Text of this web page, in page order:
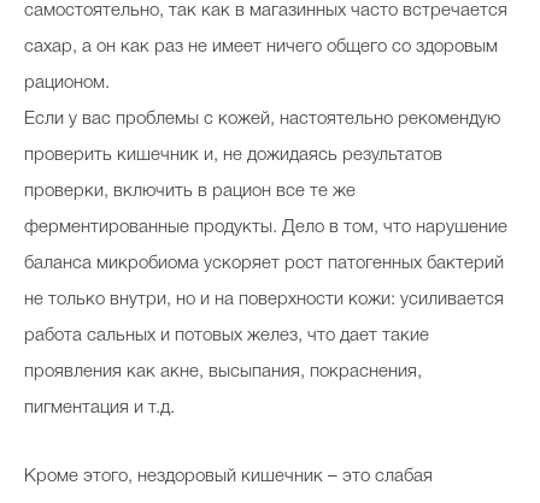
самостоятельно, так как в магазинных часто встречается
сахар, а он как раз не имеет ничего общего со здоровым
рационом.
Если у вас проблемы с кожей, настоятельно рекомендую
проверить кишечник и, не дожидаясь результатов
проверки, включить в рацион все те же
ферментированные продукты. Дело в том, что нарушение
баланса микробиома ускоряет рост патогенных бактерий
не только внутри, но и на поверхности кожи: усиливается
работа сальных и потовых желез, что дает такие
проявления как акне, высыпания, покраснения,
пигментация и т.д.
Кроме этого, нездоровый кишечник – это слабая